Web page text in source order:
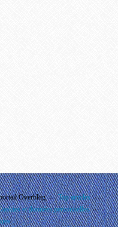
Overblog
Top articles
et données personnelles